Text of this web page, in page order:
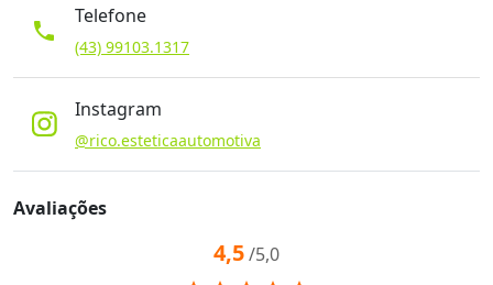
phone
Telefone
(43) 99103.1317
Instagram
@rico.esteticaautomotiva
Avaliações
4,5/5,0